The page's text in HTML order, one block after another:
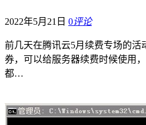
2022年5月21日 0评论
前几天在腾讯云5月续费专场的活
券，可以给服务器续费时候使用
都…